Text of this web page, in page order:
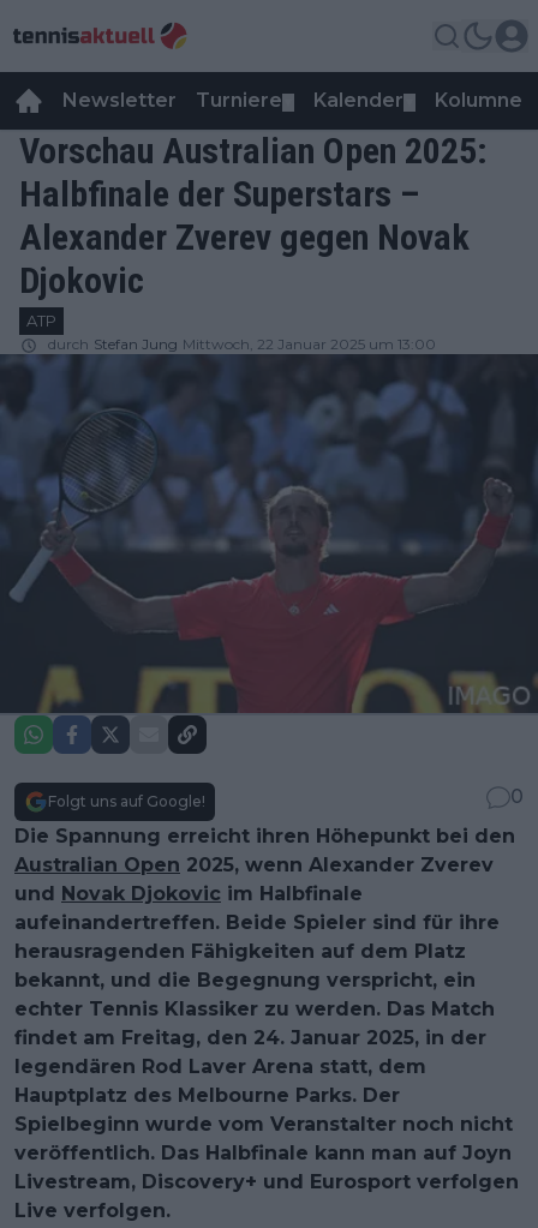
Newsletter Turniere Kalender Kolumnen
Vorschau Australian Open 2025:
Halbfinale der Superstars –
Alexander Zverev gegen Novak
Djokovic
ATP
durch Stefan Jung Mittwoch, 22 Januar 2025 um 13:00
Folgt uns auf Google!
0
Die Spannung erreicht ihren Höhepunkt bei den
Australian Open 2025, wenn Alexander Zverev
und Novak Djokovic im Halbfinale
aufeinandertreffen. Beide Spieler sind für ihre
herausragenden Fähigkeiten auf dem Platz
bekannt, und die Begegnung verspricht, ein
echter Tennis Klassiker zu werden. Das Match
findet am Freitag, den 24. Januar 2025, in der
legendären Rod Laver Arena statt, dem
Hauptplatz des Melbourne Parks. Der
Spielbeginn wurde vom Veranstalter noch nicht
veröffentlich. Das Halbfinale kann man auf Joyn
Livestream, Discovery+ und Eurosport verfolgen
Live verfolgen.